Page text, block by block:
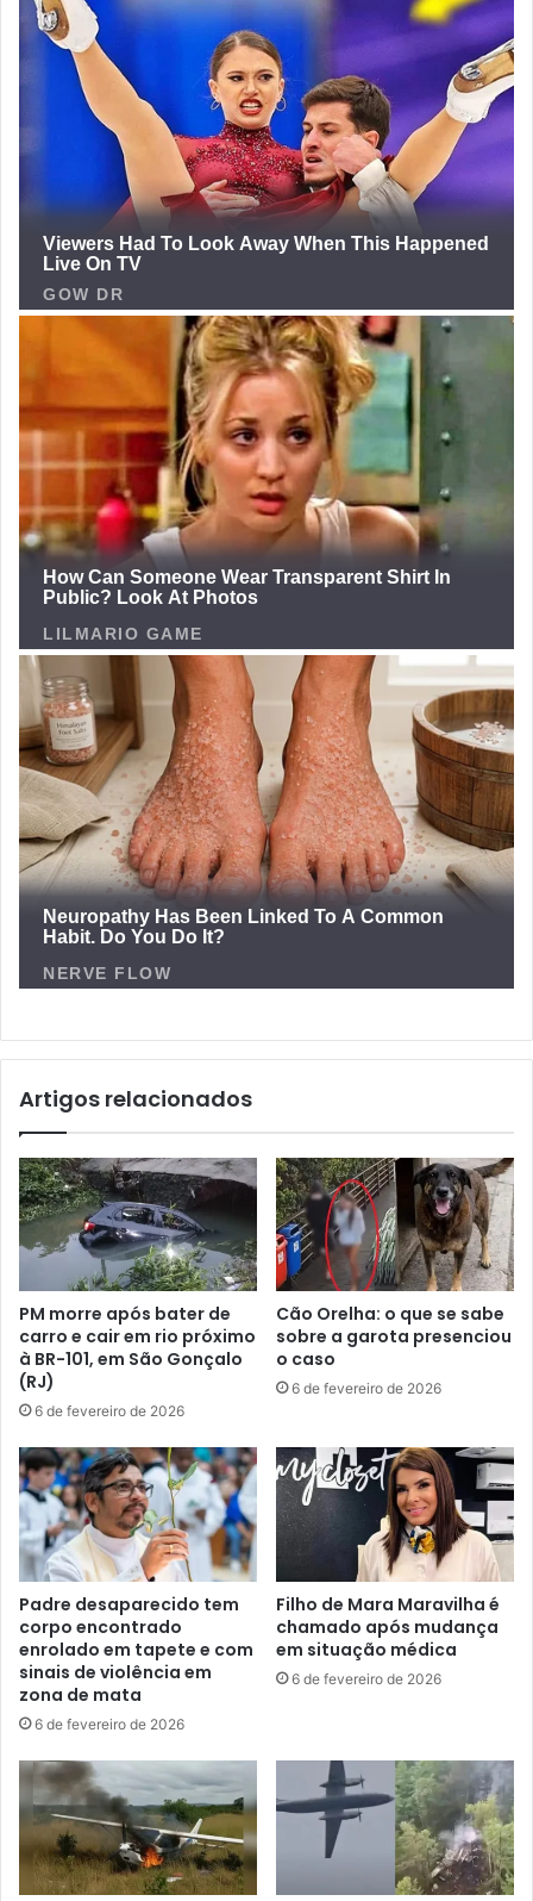
Artigos relacionados
PM morre após bater de
carro e cair em rio próximo
à BR-101, em São Gonçalo
(RJ)
6 de fevereiro de 2026
Cão Orelha: o que se sabe
sobre a garota presenciou
o caso
6 de fevereiro de 2026
Padre desaparecido tem
corpo encontrado
enrolado em tapete e com
sinais de violência em
zona de mata
6 de fevereiro de 2026
Filho de Mara Maravilha é
chamado após mudança
em situação médica
6 de fevereiro de 2026